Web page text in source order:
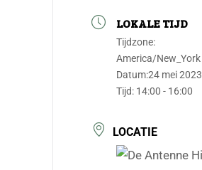
LOKALE TIJD
Tijdzone:
America/New_York
Datum:24 mei 2023
Tijd: 14:00 - 16:00
LOCATIE